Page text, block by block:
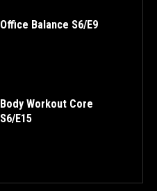
Office Balance S6/E9
Body Workout Core
S6/E15